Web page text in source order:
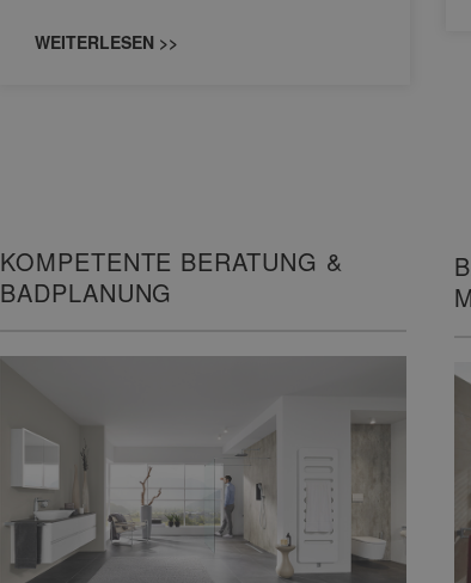
WEITERLESEN >>
KOMPETENTE BERATUNG &
BADPLANUNG